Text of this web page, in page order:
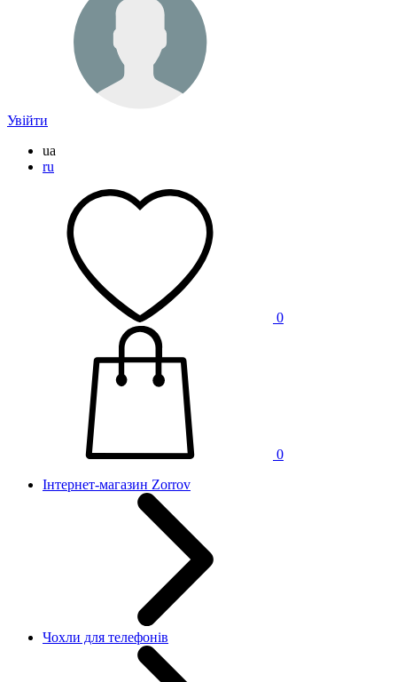
Увійти
ua
ru
0
0
Інтернет-магазин Zorrov
Чохли для телефонів